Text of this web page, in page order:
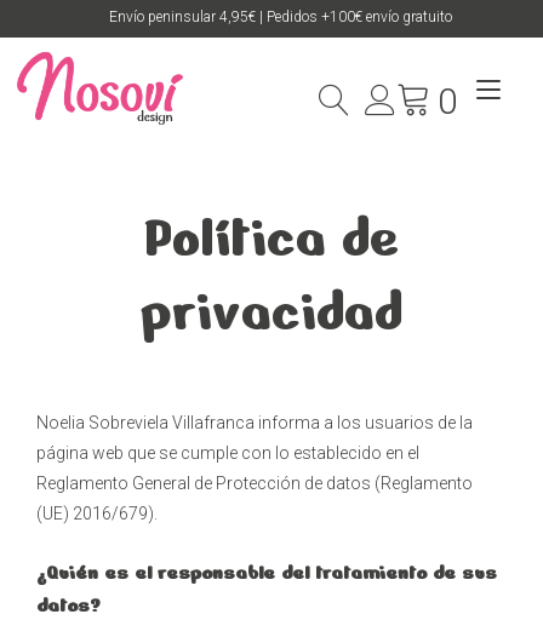
contenido
Envío peninsular 4,95€ | Pedidos +100€ envío gratuito
0
Política de
privacidad
Noelia Sobreviela Villafranca informa a los usuarios de la
página web que se cumple con lo establecido en el
Reglamento General de Protección de datos (Reglamento
(UE) 2016/679).
¿Quién es el responsable del tratamiento de sus
datos?